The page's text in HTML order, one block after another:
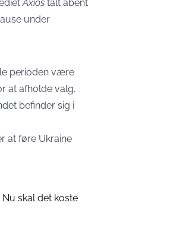
Axios talt åbent
under
perioden være
at afholde valg.
befinder sig i
at føre Ukraine
skal det koste